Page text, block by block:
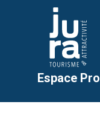
Espace Pro